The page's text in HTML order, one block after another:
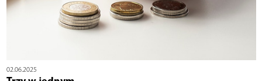
02.06.2025